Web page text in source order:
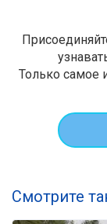
Только самое
Смотрите